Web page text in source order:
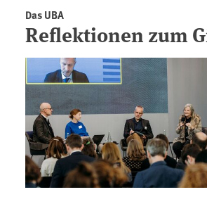
Das UBA
Reflektionen zum